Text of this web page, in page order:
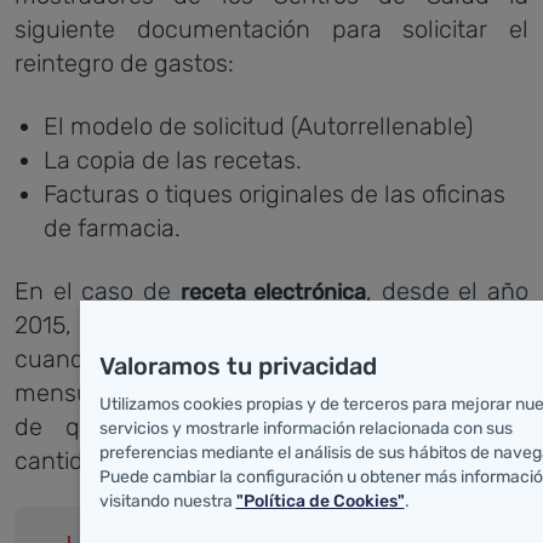
siguiente documentación para solicitar el
reintegro de gastos:
El modelo de solicitud (Autorrellenable)
La copia de las recetas.
Facturas o tiques originales de las oficinas
de farmacia.
En el caso de receta electrónica, desde el año
2015, el sistema comunica al farmacéutico
cuando el paciente ha alcanzado el tope
mensual que le corresponde abonar, con el fin
de que no continúe aportando ninguna
cantidad en la oficina de farmacia
Valoramos tu privacidad
Utilizamos cookies propias y de terceros para mejorar
servicios y mostrarle información relacionada con sus
preferencias mediante el análisis de sus hábitos de
Puede cambiar la configuración u obtener más
visitando nuestra "Política de Cookies".